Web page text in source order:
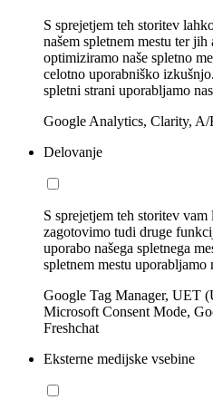
S sprejetjem teh storitev
našem spletnem mestu ter
optimiziramo naše spletno
celotno uporabniško
spletni strani uporabljamo
Google Analytics, Clarity, A/
Delovanje
S sprejetjem teh storitev
zagotovimo tudi druge
uporabo našega spletnega
spletnem mestu uporabljamo
Google Tag Manager, UET
Microsoft Consent Mode,
Freshchat
Eksterne medijske vsebine